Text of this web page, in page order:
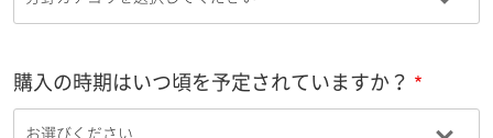
購入の時期はいつ頃を予定されていますか？